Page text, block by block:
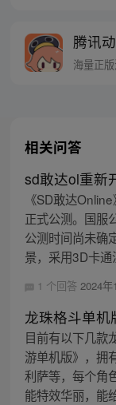
腾讯
海量正
相关问答
sd敢达ol重新
《SD敢达
正式公测。国服
公测时间尚未确
景，采用3D卡
1 个回答 2024
龙珠格斗单机
目前有以下几款
游单机版》，拥
利萨等，每个角
能特效华丽，能